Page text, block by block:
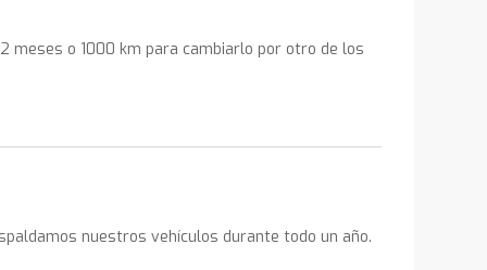
meses o 1000 km para cambiarlo por otro de los
nuestros vehículos durante todo un año.